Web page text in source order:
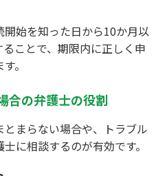
始を知った日から10か月以
ことで、期限内に正しく申
。
合の弁護士の役割
まらない場合や、トラブル
に相談するのが有効です。